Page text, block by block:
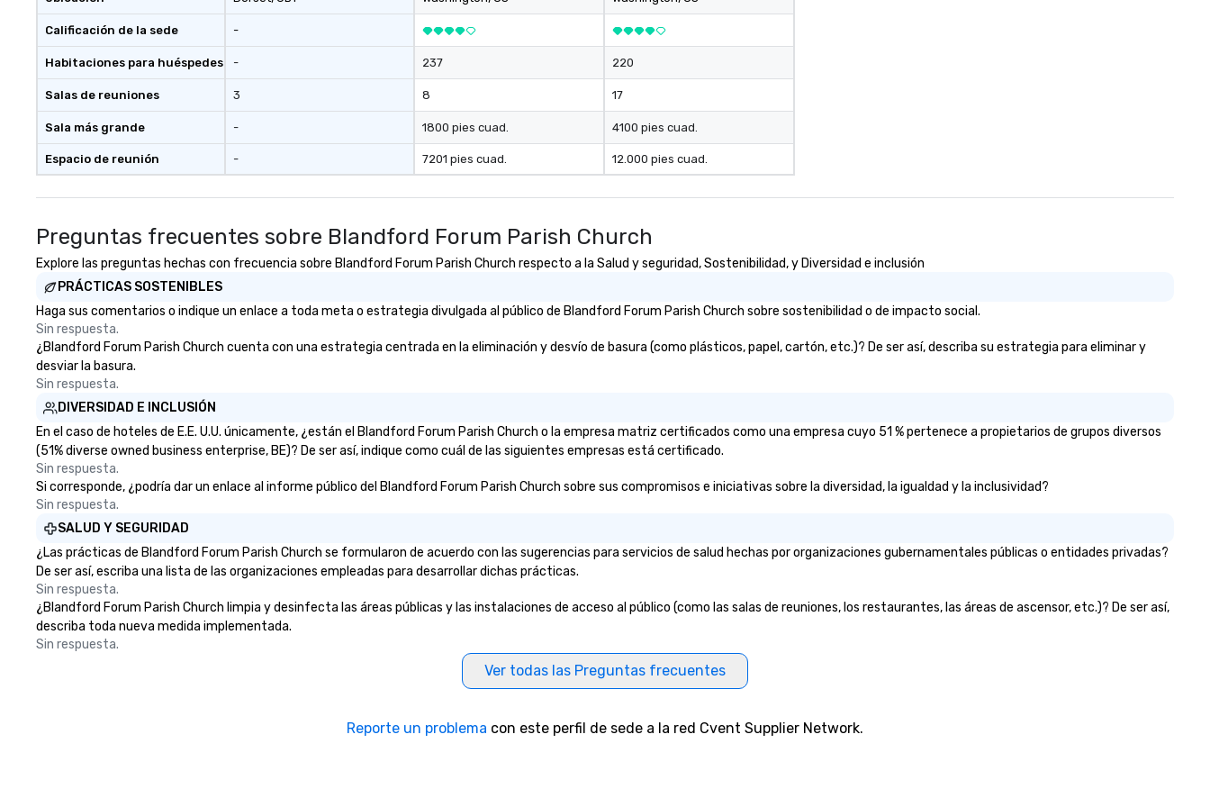
Moveo’s precision, unified billing,
and streamlined logistics
management elevate drvn as a
leader in the global transportation
drvn, our commitment to both
bookers and passengers is built on
providing seamless, efficient, and
high-quality transportation
requirements of any situation,
scale events. For the booker, our
platform offers unparalleled
transportation, from single rides
globally, through a live manifest
logistics, providing both global and
local views, so planners can
projects simultaneously. With
simplifies the process of
scheduling and coordinating rides,
events. Administrative Bookers
can also set access-level
levels of control to team
members, ensuring secure and
drvn offers custom integrations
Calificación de la sede
Habitaciones para huéspedes
Salas de reuniones
Sala más grande
Espacio de reunión
-
-
3
-
-
237
8
1800 pies cuad.
7201 pies cuad.
220
17
4100 pies cuad.
12.000 pies cuad.
Preguntas frecuentes sobre Blandford Forum Parish Church
Explore las preguntas hechas con frecuencia sobre Blandford Forum Parish Church respecto a la Salud y seguridad, Sostenibilidad, y Diversidad e inclusión
PRÁCTICAS SOSTENIBLES
Haga sus comentarios o indique un enlace a toda meta o estrategia divulgada al público de Blandford Forum Parish Church sobre sostenibilidad o de impacto social.
Sin respuesta.
¿Blandford Forum Parish Church cuenta con una estrategia centrada en la eliminación y desvío de basura (como plásticos, papel, cartón, etc.)? De ser así, describa su estrategia para eliminar y
desviar la basura.
Sin respuesta.
DIVERSIDAD E INCLUSIÓN
En el caso de hoteles de E.E. U.U. únicamente, ¿están el Blandford Forum Parish Church o la empresa matriz certificados como una empresa cuyo 51 % pertenece a propietarios de grupos diversos
(51% diverse owned business enterprise, BE)? De ser así, indique como cuál de las siguientes empresas está certificado.
Sin respuesta.
Si corresponde, ¿podría dar un enlace al informe público del Blandford Forum Parish Church sobre sus compromisos e iniciativas sobre la diversidad, la igualdad y la inclusividad?
Sin respuesta.
SALUD Y SEGURIDAD
¿Las prácticas de Blandford Forum Parish Church se formularon de acuerdo con las sugerencias para servicios de salud hechas por organizaciones gubernamentales públicas o entidades privadas?
De ser así, escriba una lista de las organizaciones empleadas para desarrollar dichas prácticas.
Sin respuesta.
¿Blandford Forum Parish Church limpia y desinfecta las áreas públicas y las instalaciones de acceso al público (como las salas de reuniones, los restaurantes, las áreas de ascensor, etc.)? De ser así,
describa toda nueva medida implementada.
Sin respuesta.
Ver todas las Preguntas frecuentes
Reporte un problema con este perfil de sede a la red Cvent Supplier Network.